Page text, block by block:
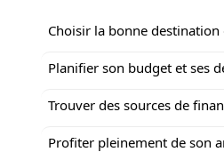
Choisir la bonne destination
Planifier son budget et ses
Trouver des sources de
Profiter pleinement de son